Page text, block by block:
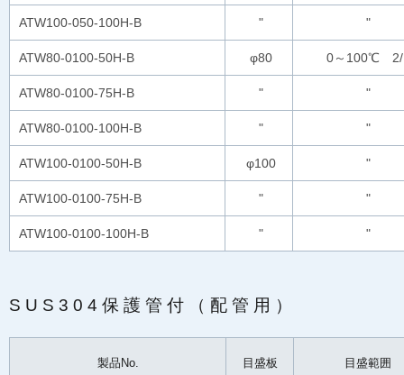
ATW100-050-100H-B " "
ATW80-0100-50H-B φ80 0～100℃ 2/
ATW80-0100-75H-B " "
ATW80-0100-100H-B " "
ATW100-0100-50H-B φ100 "
ATW100-0100-75H-B " "
ATW100-0100-100H-B " "
SUS304保護管付（配管用）
製品No. 目盛板 目盛範囲